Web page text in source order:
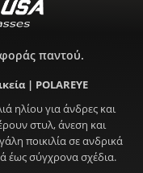
παντού.
| POLAREYE
ηλίου για άνδρες και
στυλ, άνεση και
ποικιλία σε ανδρικά
έως σύγχρονα σχέδια.